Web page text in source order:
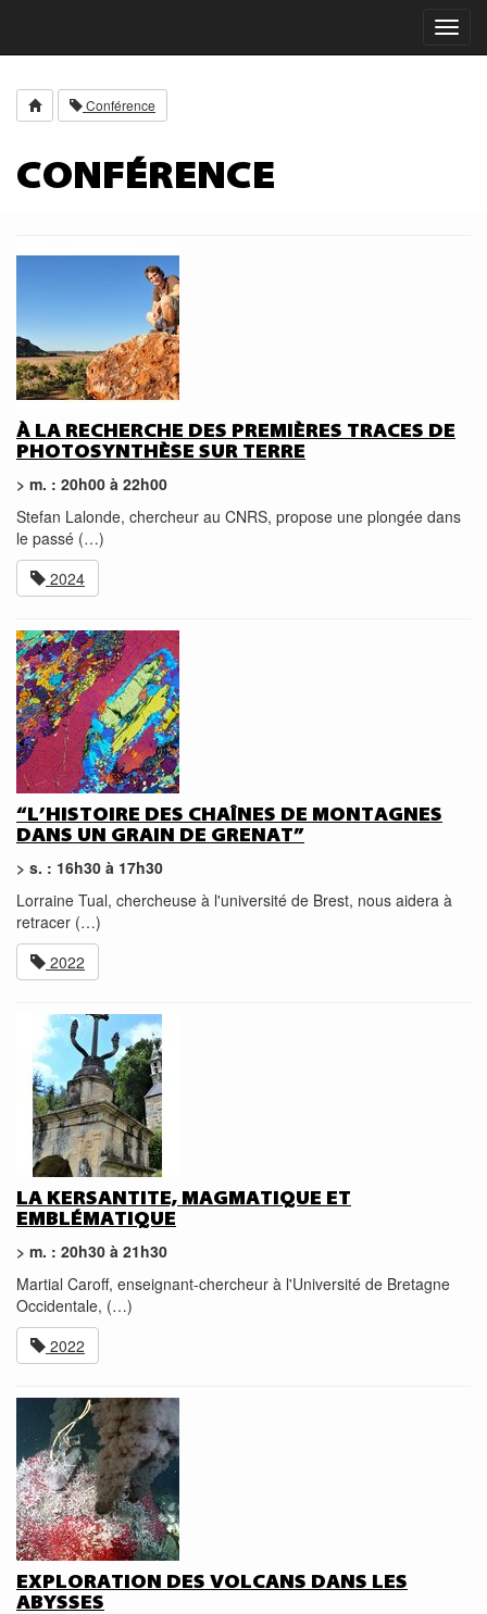
Conférence
CONFÉRENCE
À LA RECHERCHE DES PREMIÈRES TRACES DE
PHOTOSYNTHÈSE SUR TERRE
> m. : 20h00 à 22h00
Stefan Lalonde, chercheur au CNRS, propose une plongée dans
le passé (…)
2024
“L’HISTOIRE DES CHAÎNES DE MONTAGNES
DANS UN GRAIN DE GRENAT”
> s. : 16h30 à 17h30
Lorraine Tual, chercheuse à l'université de Brest, nous aidera à
retracer (…)
2022
LA KERSANTITE, MAGMATIQUE ET
EMBLÉMATIQUE
> m. : 20h30 à 21h30
Martial Caroff, enseignant-chercheur à l'Université de Bretagne
Occidentale, (…)
2022
EXPLORATION DES VOLCANS DANS LES
ABYSSES